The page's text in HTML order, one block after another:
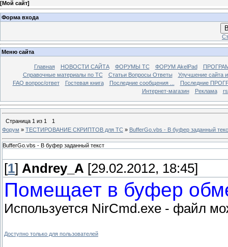
[Мой сайт]
Форма входа
Меню сайта
Главная НОВОСТИ САЙТА ФОРУМЫ TC ФОРУМ AkelPad
Справочные материалы по TС
Статьи Вопросы Ответы
Улучшение сайта
FAQ вопрос/ответ
Гостевая книга Последние сообщения ...
Последние
Интернет-магазин
Реклама
Страница 1 из 1
1
Форум » ТЕСТИРОВАНИЕ СКРИПТОВ для TC » BufferGo.vbs - В буфер заданный
BufferGo.vbs - В буфер заданный текст
[1] Andrey_A [29.02.2012, 18:45]
Помещает в буфер
Используется NirCmd.exe - файл
Доступно только для пользователей